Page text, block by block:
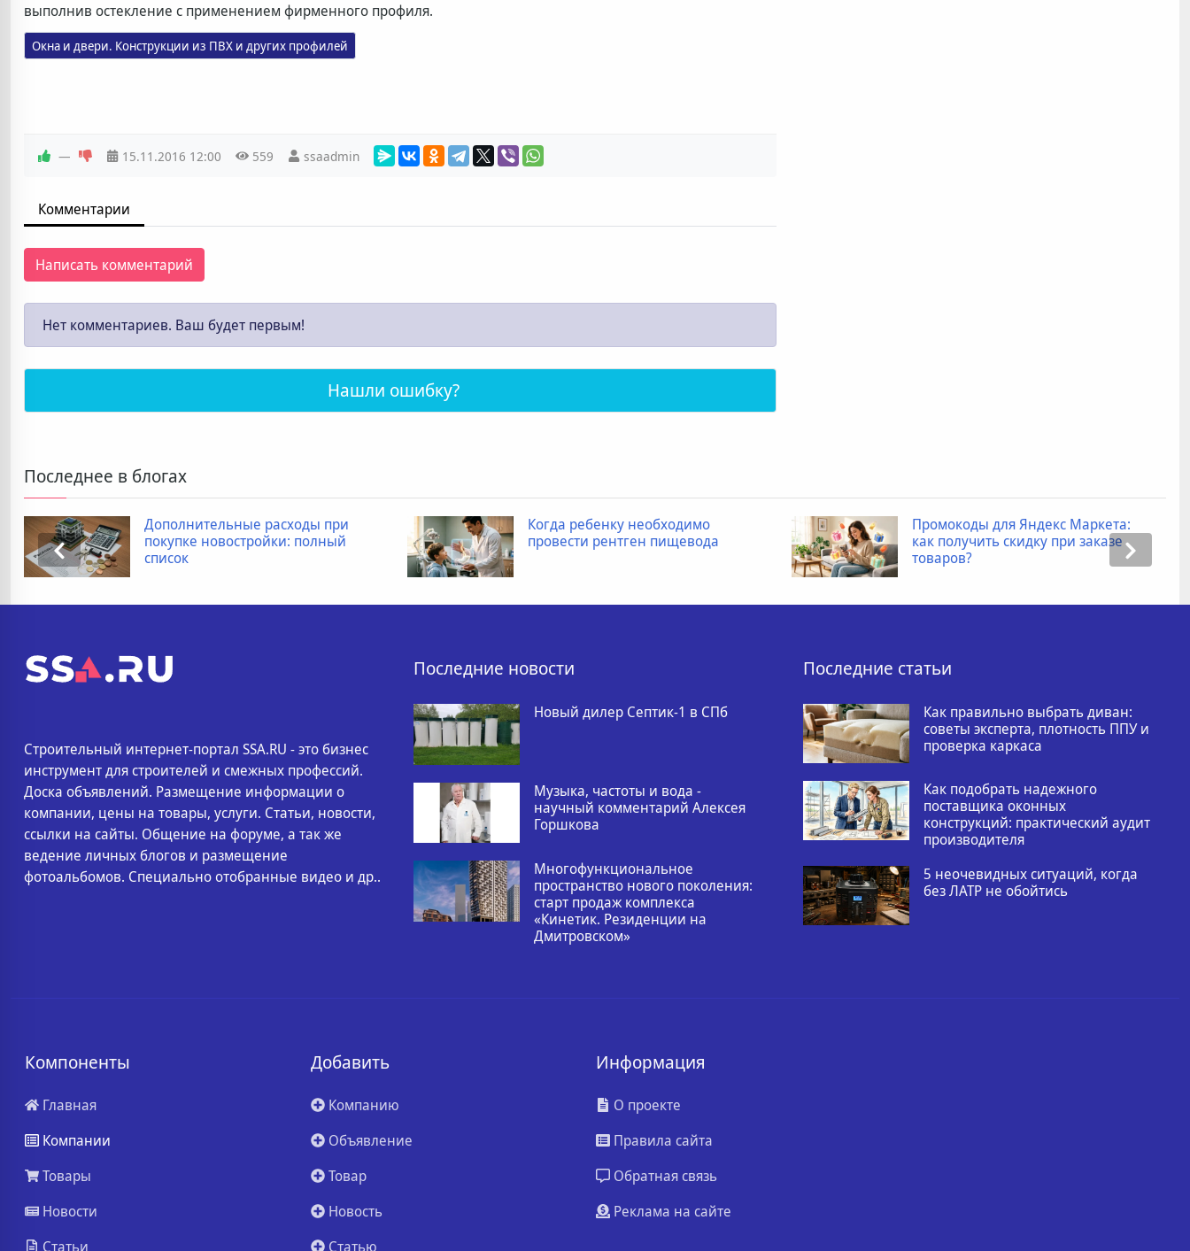
выполнив остекление с применением фирменного профиля.
Окна и двери. Конструкции из ПВХ и других профилей
— 15.11.2016 12:00 559 ssaadmin
Комментарии
Написать комментарий
Нет комментариев. Ваш будет первым!
Нашли ошибку?
Последнее в блогах
Дополнительные расходы при
покупке новостройки: полный
список
Когда ребенку необходимо
провести рентген пищевода
Промокоды для Яндекс Маркета:
как получить скидку при заказе
товаров?
Строительный интернет-портал SSA.RU - это бизнес
инструмент для строителей и смежных профессий.
Доска объявлений. Размещение информации о
компании, цены на товары, услуги. Статьи, новости,
ссылки на сайты. Общение на форуме, а так же
ведение личных блогов и размещение
фотоальбомов. Специально отобранные видео и др..
Последние новости
Новый дилер Септик-1 в СПб
Музыка, частоты и вода -
научный комментарий Алексея
Горшкова
Многофункциональное
пространство нового поколения:
старт продаж комплекса
«Кинетик. Резиденции на
Дмитровском»
Последние статьи
Как правильно выбрать диван:
советы эксперта, плотность ППУ и
проверка каркаса
Как подобрать надежного
поставщика оконных
конструкций: практический аудит
производителя
5 неочевидных ситуаций, когда
без ЛАТР не обойтись
Компоненты
Главная
Компании
Товары
Новости
Статьи
Добавить
Компанию
Объявление
Товар
Новость
Статью
Информация
О проекте
Правила сайта
Обратная связь
Реклама на сайте